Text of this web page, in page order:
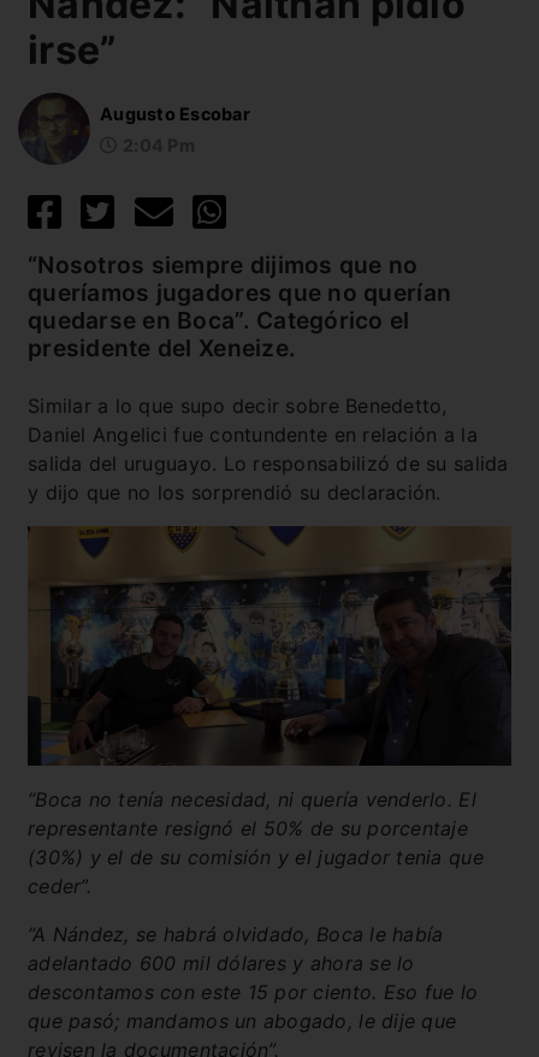
irse”
Augusto Escobar
“Nosotros siempre dijimos que no
queríamos jugadores que no querían
quedarse en Boca”. Categórico el
presidente del Xeneize.
Similar a lo que supo decir sobre Benedetto,
Daniel Angelici fue contundente en relación a la
salida del uruguayo. Lo responsabilizó de su salida
y dijo que no los sorprendió su declaración.
“Boca no tenía necesidad, ni quería venderlo. El
representante resignó el 50% de su porcentaje
(30%) y el de su comisión y el jugador tenia que
ceder”.
“A Nández, se habrá olvidado, Boca le había
adelantado 600 mil dólares y ahora se lo
descontamos con este 15 por ciento. Eso fue lo
que pasó; mandamos un abogado, le dije que
revisen la documentación”.